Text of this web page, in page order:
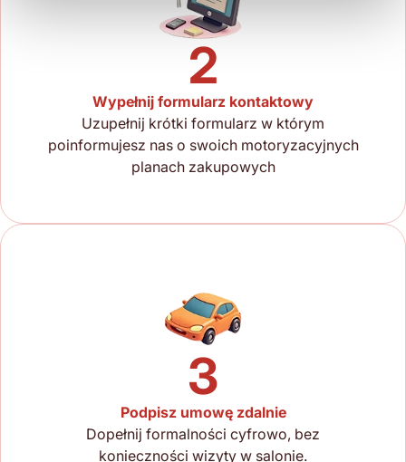
2
Wypełnij formularz kontaktowy
Uzupełnij krótki formularz w którym
poinformujesz nas o swoich motoryzacyjnych
planach zakupowych
3
Podpisz umowę zdalnie
Dopełnij formalności cyfrowo, bez
konieczności wizyty w salonie.